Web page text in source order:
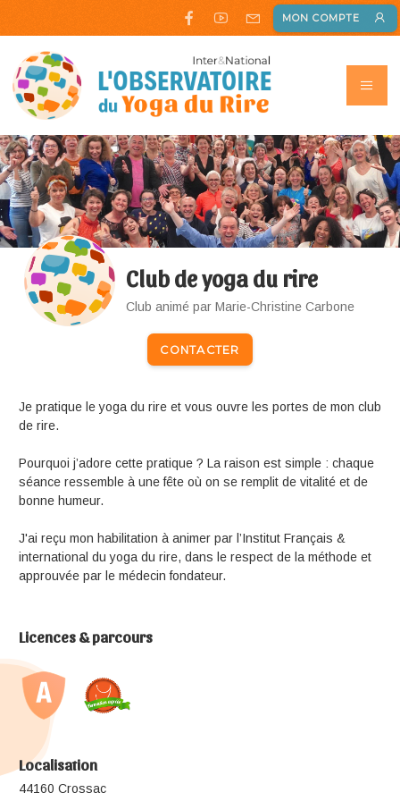
MON COMPTE
Club de yoga du rire
Club animé par Marie-Christine Carbone
CONTACTER
Je pratique le yoga du rire et vous ouvre les portes de mon club
de rire.
Pourquoi j’adore cette pratique ? La raison est simple : chaque
séance ressemble à une fête où on se remplit de vitalité et de
bonne humeur.
J'ai reçu mon habilitation à animer par l’Institut Français &
international du yoga du rire, dans le respect de la méthode et
approuvée par le médecin fondateur.
Licences & parcours
Localisation
44160 Crossac